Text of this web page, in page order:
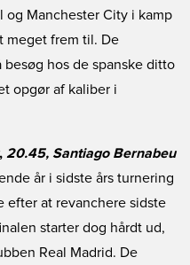
og Manchester City i kamp
meget frem til. De
hos de spanske ditto
opgør af kaliber i
20.45, Santiago Bernabeu
år i sidste års turnering
at revanchere sidste
starter dog hårdt ud,
Real Madrid. De